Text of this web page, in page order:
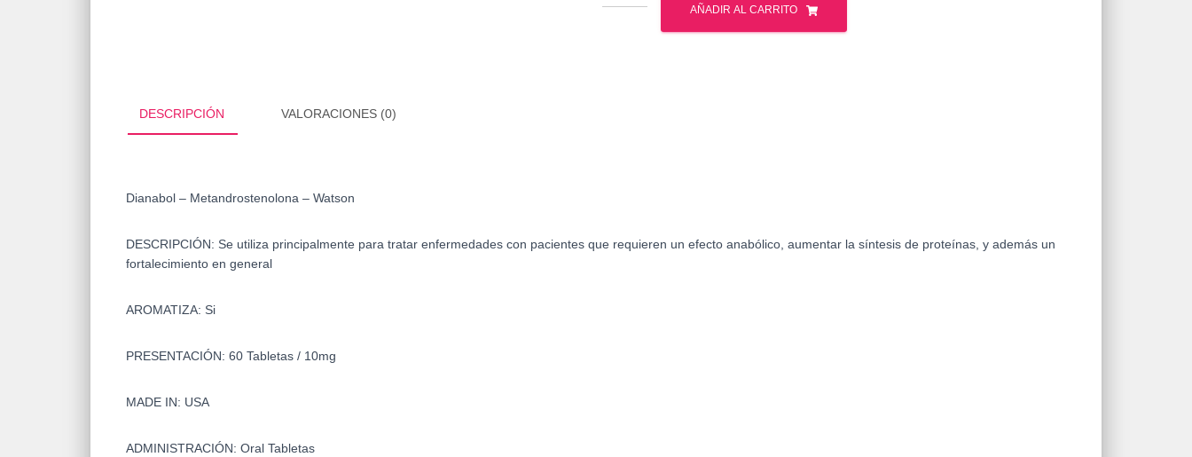
-
Metandrostenolona
AÑADIR AL CARRITO
DESCRIPCIÓN VALORACIONES (0)
Dianabol – Metandrostenolona – Watson
DESCRIPCIÓN: Se utiliza principalmente para tratar enfermedades con pacientes que requieren un efecto anabólico, aumentar la síntesis de proteínas, y además un
fortalecimiento en general
AROMATIZA: Si
PRESENTACIÓN: 60 Tabletas / 10mg
MADE IN: USA
ADMINISTRACIÓN: Oral Tabletas